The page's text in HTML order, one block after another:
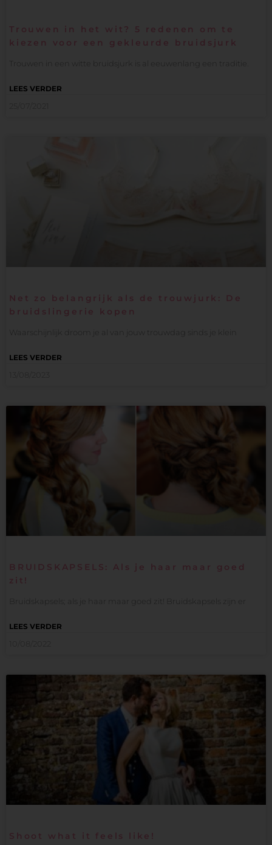
Trouwen in het wit? 5 redenen om te
kiezen voor een gekleurde bruidsjurk
Trouwen in een witte bruidsjurk is al eeuwenlang een traditie.
LEES VERDER
Net zo belangrijk als de trouwjurk: De
bruidslingerie kopen
Waarschijnlijk droom je al van jouw trouwdag sinds je klein
LEES VERDER
BRUIDSKAPSELS: Als je haar maar goed
zit!
Bruidskapsels; als je haar maar goed zit! Bruidskapsels zijn er
LEES VERDER
Shoot what it feels like!